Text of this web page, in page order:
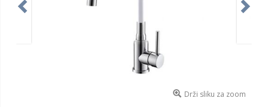
Drži sliku za zoom